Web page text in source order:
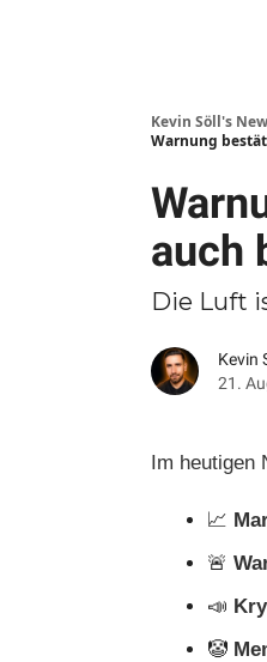
Kevin Söll's
Warnung
auch
Die Luft
Kevin
21.
Im heutigen
📈
🚨
📣
🤡